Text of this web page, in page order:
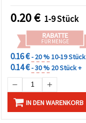
0.20€ 1-9 Stück
RABATTE
FÜR MENGE
0.16 €- 20 %10-19 Stück
0.14 €- 30 % 20 Stück +
IN DEN WARENKORB